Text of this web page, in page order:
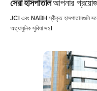
সেরা হাসপাতালআপনার
JCI এবং NABH স্বীকৃত হাসপাতালগুলি
অত্যাধুনিক সুবিধা সহ।